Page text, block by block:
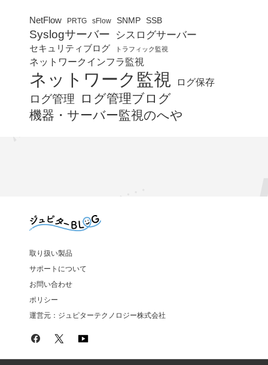
NetFlow PRTG sFlow SNMP SSB
Syslogサーバー シスログサーバー
セキュリティブログ トラフィック監視
ネットワークインフラ監視
ネットワーク監視 ログ保存
ログ管理
ログ管理ブログ
機器・サーバー監視のへや
取り扱い製品
サポートについて
お問い合わせ
ポリシー
運営元：ジュピターテクノロジー株式会社